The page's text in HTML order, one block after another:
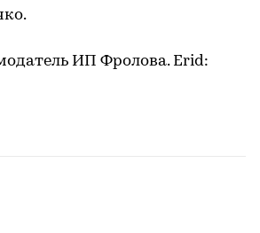
ИП Фролова. Erid: